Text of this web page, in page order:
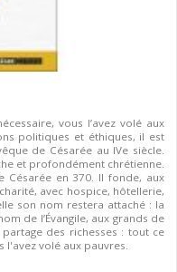
vous l’avez volé aux
politiques et éthiques, il est
de Césarée au IVe siècle.
et profondément chrétienne.
en 370. Il fonde, aux
avec hospice, hôtellerie,
son nom restera attaché : la
de l’Évangile, aux grands de
des richesses : tout ce
l'avez volé aux pauvres.